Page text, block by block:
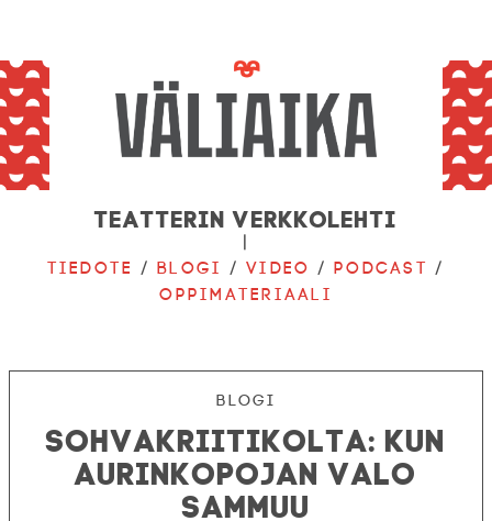
Teatterin verkkolehti
|
Tiedote /Blogi /Video /Podcast /
Oppimateriaali
Blogi
Sohvakriitikolta: Kun
aurinkopojan valo
sammuu